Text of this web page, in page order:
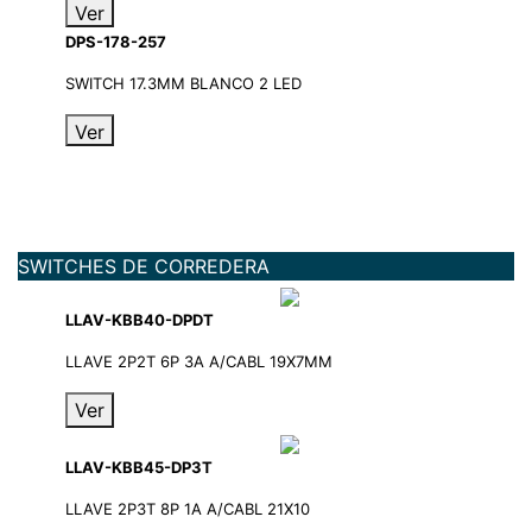
Ver
DPS-178-257
SWITCH 17.3MM BLANCO 2 LED
Ver
SWITCHES DE CORREDERA
LLAV-KBB40-DPDT
LLAVE 2P2T 6P 3A A/CABL 19X7MM
Ver
LLAV-KBB45-DP3T
LLAVE 2P3T 8P 1A A/CABL 21X10